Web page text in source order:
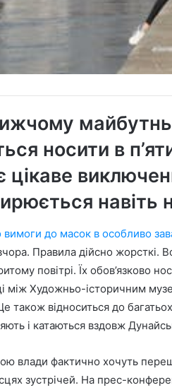
носити в
цікаве
навіть
вимоги до масок в особливо
Правила дійсно жорсткі.
повітрі. Їх обов’язково
між Художньо-історичним
також відноситься до
і катаються вздовж
влади фактично хочуть
зустрічей. На прес-